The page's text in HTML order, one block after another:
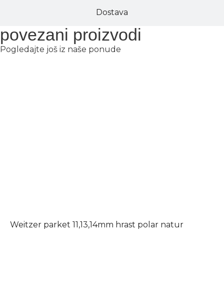
Dostava
povezani proizvodi
Pogledajte još iz naše ponude
Weitzer parket 11,13,14mm hrast polar natur